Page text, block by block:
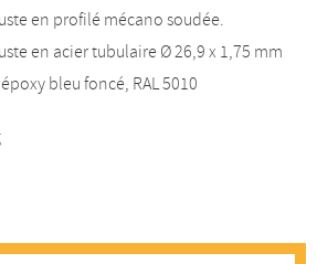
en profilé mécano soudée.
en acier tubulaire Ø 26,9 x 1,75 mm
bleu foncé, RAL 5010